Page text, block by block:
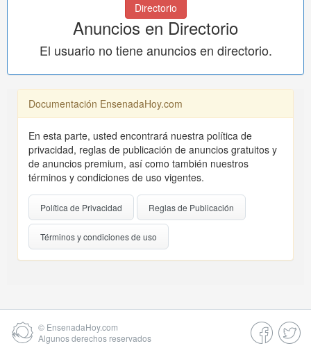
Directorio
Anuncios en Directorio
El usuario no tiene anuncios en directorio.
Documentación EnsenadaHoy.com
En esta parte, usted encontrará nuestra política de
privacidad, reglas de publicación de anuncios gratuitos y
de anuncios premium, así como también nuestros
términos y condiciones de uso vigentes.
Política de Privacidad Reglas de Publicación
Términos y condiciones de uso
© EnsenadaHoy.com
Algunos derechos reservados